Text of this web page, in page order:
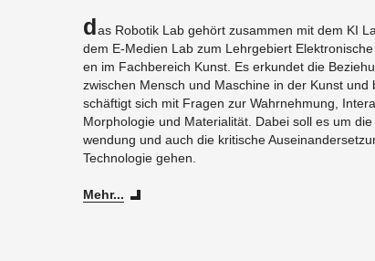
Das Ro­bo­tik Lab ge­hört zu­sam­men mit dem KI
dem E-Me­di­en Lab zum Lehr­ge­biert
en im Fach­be­reich Kunst. Es er­kun­det die
zwi­schen Mensch und Ma­schi­ne in der Kunst und
schäf­tigt sich mit Fra­gen zur Wahr­neh­mung,
Mor­pho­lo­gie und Ma­te­ria­li­tät. Dabei soll es um
wen­dung und auch die kri­ti­sche
Tech­no­lo­gie gehen.
Mehr...